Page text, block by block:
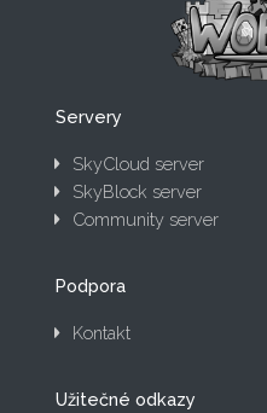
Servery
SkyCloud server
SkyBlock server
Community server
Podpora
Kontakt
Užitečné odkazy